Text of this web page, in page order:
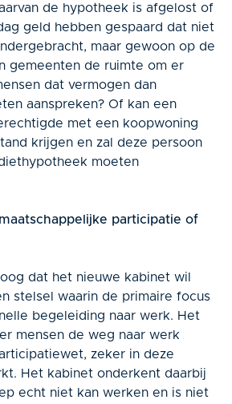
de hypotheek is afgelost of
geld hebben gespaard dat niet
maar gewoon op de
gemeenten de ruimte om er
dat vermogen dan
aanspreken? Of kan een
met een koopwoning
krijgen en zal deze persoon
moeten
participatie of
dat het nieuwe kabinet wil
stelsel waarin de primaire focus
begeleiding naar werk. Het
mensen de weg naar werk
zeker in deze
Het kabinet onderkent daarbij
echt niet kan werken en is niet